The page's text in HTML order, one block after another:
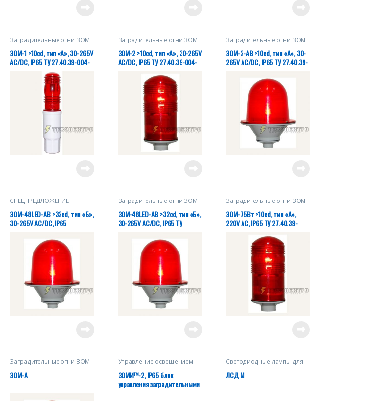
Заградительные огни ЗОМ
ЗОМ-1 >10cd, тип «А», 30-265V
AC/DC, IP65 ТУ 27.40.39-004-
28320930-2018
Заградительные огни ЗОМ
ЗОМ-2 >10cd, тип «А», 30-265V
AC/DC, IP65 ТУ 27.40.39-004-
Заградительные огни ЗОМ
ЗОМ-2-АВ >10cd, тип «А», 30-
265V AC/DC, IP65 ТУ 27.40.39-
СПЕЦПРЕДЛОЖЕНИЕ
ЗОМ-48LED-АВ >32cd, тип «Б»,
30-265V AC/DC, IP65
Заградительные огни ЗОМ
ЗОМ-48LED-АВ >32cd, тип «Б»,
30-265V AC/DC, IP65 ТУ
Заградительные огни ЗОМ
ЗОМ-75Вт >10cd, тип «А»,
220V AC, IP65 ТУ 27.40.39-
Заградительные огни ЗОМ
ЗОМ-А
Управление освещением
ЗОМИ™-2, IP65 блок
управления заградительными
Светодиодные лампы для
заградительных огней
ЛСД М